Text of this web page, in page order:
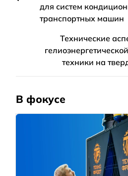
для систем
транспортных машин
Технические
техники на
В фокусе